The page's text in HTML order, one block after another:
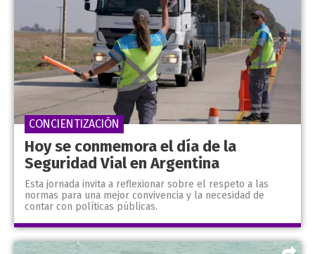
Hoy se conmemora el día de la
Seguridad Vial en Argentina
Esta jornada invita a reflexionar sobre el respeto a las
normas para una mejor convivencia y la necesidad de
contar con políticas públicas.
CONCIENTIZACIÓN